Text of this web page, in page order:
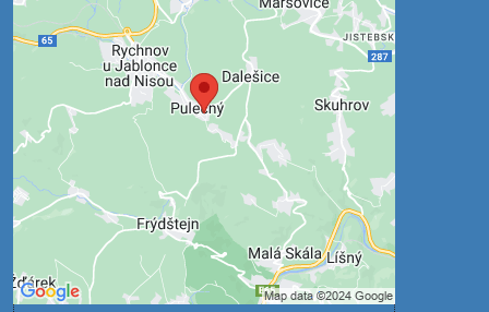
Externí obsah je blokován
Volbami soukromí
Přejete si načíst externí obsah?
Povolit jednou
Povolit a zapamatovat - souhlas s druhem
cookie: Funkční
Otevřít obsah v novém okně